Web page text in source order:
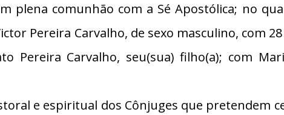
plena comunhão com a Sé Apostólica; no
Pereira Carvalho, de sexo masculino, com
Pereira Carvalho, seu(sua) filho(a); com
e espiritual dos Cônjuges que pretendem